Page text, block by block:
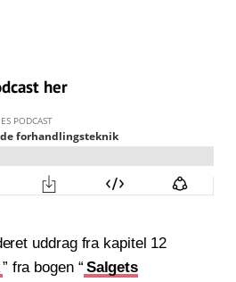
her
uddrag fra kapitel 12
” fra bogen “ Salgets